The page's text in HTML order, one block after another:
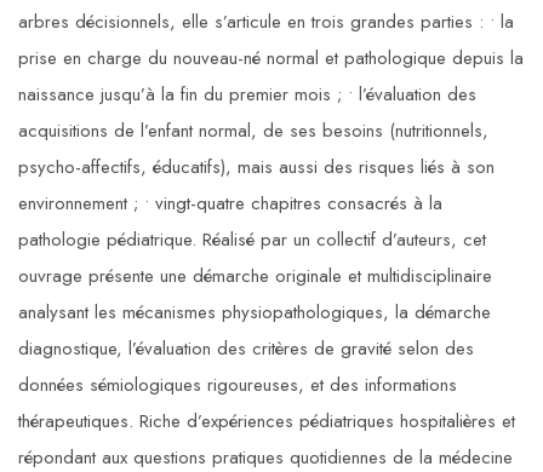
arbres décisionnels, elle s’articule en trois grandes parties : • la
prise en charge du nouveau-né normal et pathologique depuis la
naissance jusqu’à la fin du premier mois ; • l’évaluation des
acquisitions de l’enfant normal, de ses besoins (nutritionnels,
psycho-affectifs, éducatifs), mais aussi des risques liés à son
environnement ; • vingt-quatre chapitres consacrés à la
pathologie pédiatrique. Réalisé par un collectif d’auteurs, cet
ouvrage présente une démarche originale et multidisciplinaire
analysant les mécanismes physiopathologiques, la démarche
diagnostique, l’évaluation des critères de gravité selon des
données sémiologiques rigoureuses, et des informations
thérapeutiques. Riche d’expériences pédiatriques hospitalières et
répondant aux questions pratiques quotidiennes de la médecine